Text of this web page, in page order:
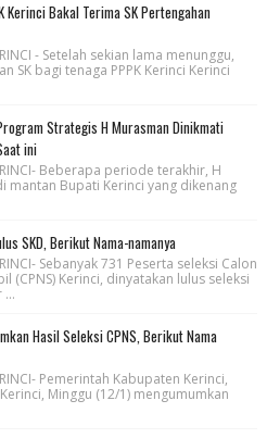
Kerinci Bakal Terima SK Pertengahan
- Setelah sekian lama menunggu,
SK bagi tenaga PPPK Kerinci Kerinci
Strategis H Murasman Dinikmati
ini
Beberapa periode terakhir, H
mantan Bupati Kerinci yang dikenang
SKD, Berikut Nama-namanya
Sebanyak 731 Peserta seleksi Calon
(CPNS) Kerinci, dinyatakan lulus seleksi
...
Hasil Seleksi CPNS, Berikut Nama
Pemerintah Kabupaten Kerinci,
Minggu (12/1) mengumumkan